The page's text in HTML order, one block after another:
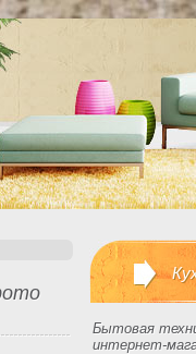
Бытовая
интернет-